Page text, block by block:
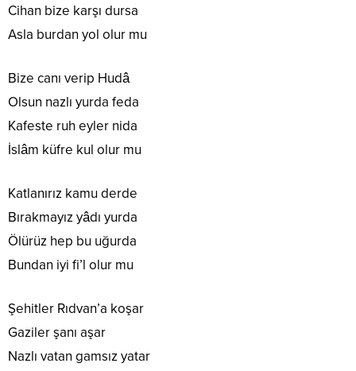
Cihan bize karşı dursa
Asla burdan yol olur mu
Bize canı verip Hudâ
Olsun nazlı yurda feda
Kafeste ruh eyler nida
İslâm küfre kul olur mu
Katlanırız kamu derde
Bırakmayız yâdı yurda
Ölürüz hep bu uğurda
Bundan iyi fi’l olur mu
Şehitler Rıdvan’a koşar
Gaziler şanı aşar
Nazlı vatan gamsız yatar